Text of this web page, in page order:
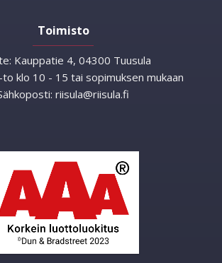
Toimisto
Kauppatie 4, 04300 Tuusula
to klo 10 - 15 tai sopimuksen mukaan
riisula@riisula.fi